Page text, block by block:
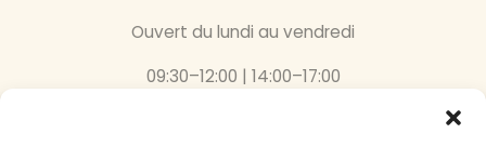
Ouvert du lundi au vendredi
09:30–12:00 | 14:00–17:00